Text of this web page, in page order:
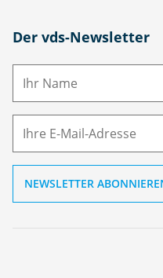
Der vds-Newsletter
N
M